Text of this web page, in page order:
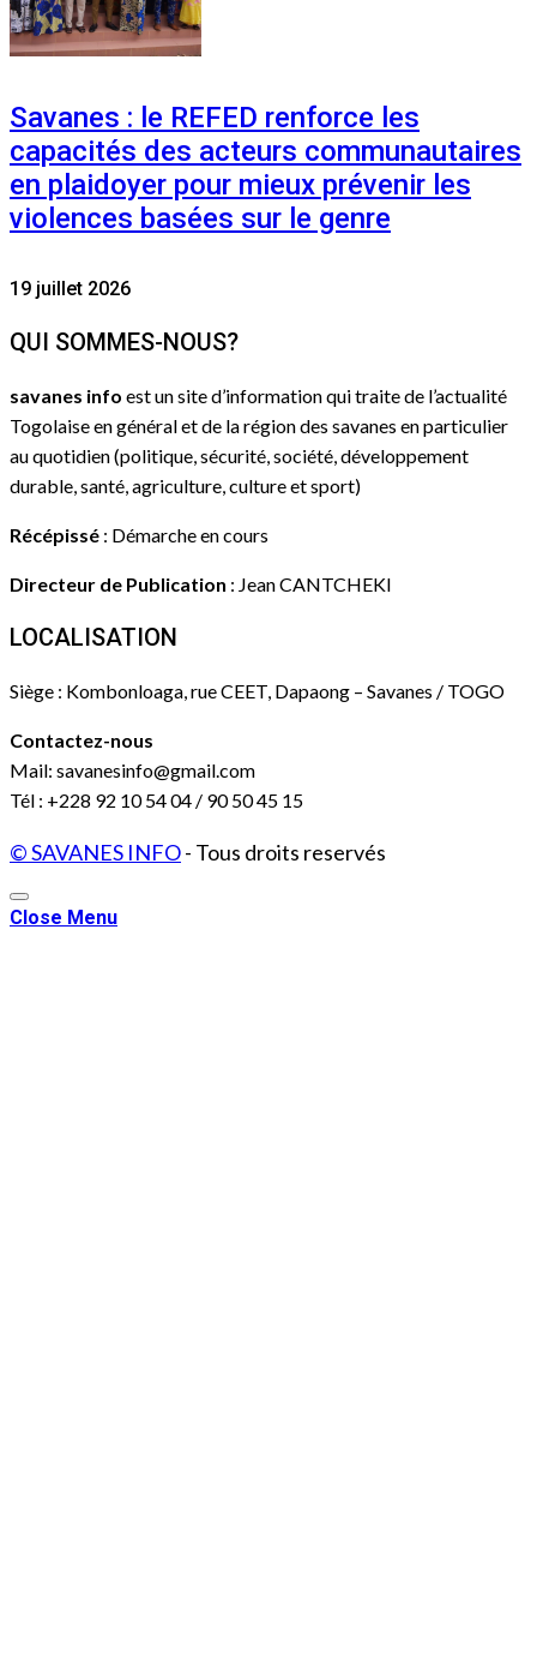
Savanes : le REFED renforce les
capacités des acteurs communautaires
en plaidoyer pour mieux prévenir les
violences basées sur le genre
19 juillet 2026
QUI SOMMES-NOUS?
savanes info est un site d’information qui traite de l’actualité
Togolaise en général et de la région des savanes en particulier
au quotidien (politique, sécurité, société, développement
durable, santé, agriculture, culture et sport)
Récépissé : Démarche en cours
Directeur de Publication : Jean CANTCHEKI
LOCALISATION
Siège : Kombonloaga, rue CEET, Dapaong – Savanes / TOGO
Contactez-nous
Mail: savanesinfo@gmail.com
Tél : +228 92 10 54 04 / 90 50 45 15
© SAVANES INFO- Tous droits reservés
Close Menu